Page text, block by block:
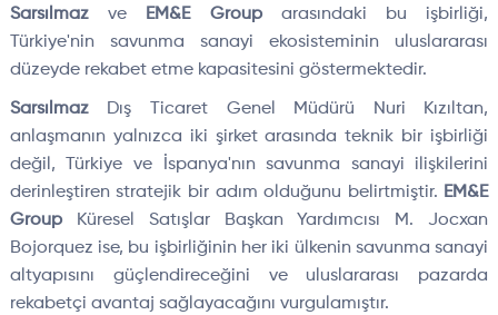
Sarsılmazve EM&E Grouparasındaki bu işbirliği,
Türkiye'nin savunma sanayi ekosisteminin uluslararası
düzeyde rekabet etme kapasitesini göstermektedir.
SarsılmazDış Ticaret Genel Müdürü Nuri Kızıltan,
anlaşmanın yalnızca iki şirket arasında teknik bir işbirliği
değil, Türkiye ve İspanya'nın savunma sanayi ilişkilerini
derinleştiren stratejik bir adım olduğunu belirtmiştir. EM&E
GroupKüresel Satışlar Başkan Yardımcısı M. Jocxan
Bojorquez ise, bu işbirliğinin her iki ülkenin savunma sanayi
altyapısını güçlendireceğini ve uluslararası pazarda
rekabetçi avantaj sağlayacağını vurgulamıştır.